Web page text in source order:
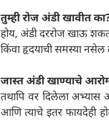
तुम्ही रोज अंडी खावीत
होय, अंडी दररोज खाऊ
किंवा हृदयाची समस्या
जास्त अंडी खाण्याचे
तथापि वर दिलेला अभ्यास
आणि त्याचे इतर फायदेही